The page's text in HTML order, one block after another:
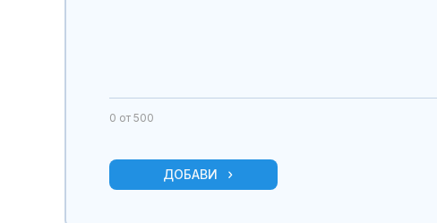
0 от 500
ДОБАВИ